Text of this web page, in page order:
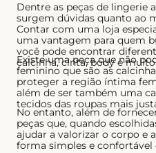
Dentre as peças de lingerie
surgem dúvidas quanto ao
Contar com uma loja
uma vantagem para quem
você pode encontrar
calcinha, cinta, body e
Existe uma peça que não
feminino que são as
proteger a região íntima
além de ser também uma
tecidos das roupas mais
No entanto, além de
peças que, quando
ajudar a valorizar o corpo e
forma simples e confortável